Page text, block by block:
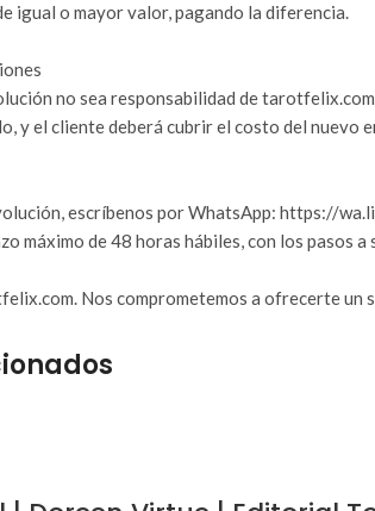
igual o mayor valor, pagando la diferencia.
no sea responsabilidad de
y el cliente deberá cubrir el costo del nuevo
escríbenos por WhatsApp: https://
máximo de 48 horas hábiles, con los pasos
Nos comprometemos a ofrecerte un